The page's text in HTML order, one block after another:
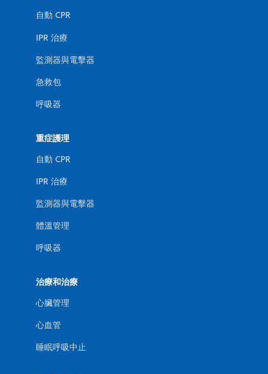
自動 CPR
IPR 治療
監測器與電擊器
急救包
呼吸器
重症護理
自動 CPR
IPR 治療
監測器與電擊器
體溫管理
呼吸器
治療和治療
心臟管理
心血管
睡眠呼吸中止